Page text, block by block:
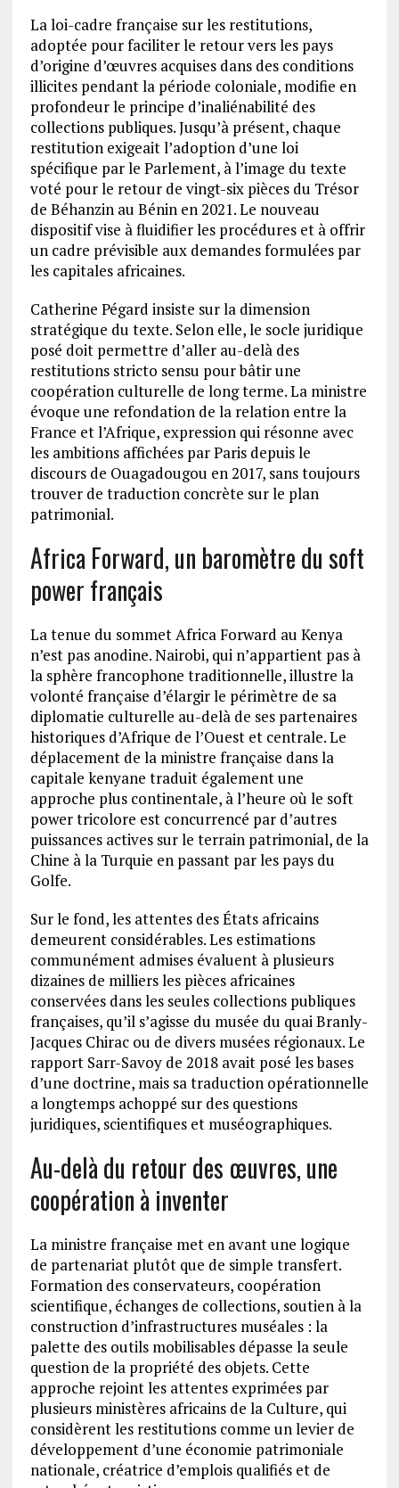
La loi-cadre française sur les restitutions,
adoptée pour faciliter le retour vers les pays
d’origine d’œuvres acquises dans des conditions
illicites pendant la période coloniale, modifie en
profondeur le principe d’inaliénabilité des
collections publiques. Jusqu’à présent, chaque
restitution exigeait l’adoption d’une loi
spécifique par le Parlement, à l’image du texte
voté pour le retour de vingt-six pièces du Trésor
de Béhanzin au Bénin en 2021. Le nouveau
dispositif vise à fluidifier les procédures et à offrir
un cadre prévisible aux demandes formulées par
les capitales africaines.
Catherine Pégard insiste sur la dimension
stratégique du texte. Selon elle, le socle juridique
posé doit permettre d’aller au-delà des
restitutions stricto sensu pour bâtir une
coopération culturelle de long terme. La ministre
évoque une refondation de la relation entre la
France et l’Afrique, expression qui résonne avec
les ambitions affichées par Paris depuis le
discours de Ouagadougou en 2017, sans toujours
trouver de traduction concrète sur le plan
patrimonial.
Africa Forward, un baromètre du soft
power français
La tenue du sommet Africa Forward au Kenya
n’est pas anodine. Nairobi, qui n’appartient pas à
la sphère francophone traditionnelle, illustre la
volonté française d’élargir le périmètre de sa
diplomatie culturelle au-delà de ses partenaires
historiques d’Afrique de l’Ouest et centrale. Le
déplacement de la ministre française dans la
capitale kenyane traduit également une
approche plus continentale, à l’heure où le soft
power tricolore est concurrencé par d’autres
puissances actives sur le terrain patrimonial, de la
Chine à la Turquie en passant par les pays du
Golfe.
Sur le fond, les attentes des États africains
demeurent considérables. Les estimations
communément admises évaluent à plusieurs
dizaines de milliers les pièces africaines
conservées dans les seules collections publiques
françaises, qu’il s’agisse du musée du quai Branly-
Jacques Chirac ou de divers musées régionaux. Le
rapport Sarr-Savoy de 2018 avait posé les bases
d’une doctrine, mais sa traduction opérationnelle
a longtemps achoppé sur des questions
juridiques, scientifiques et muséographiques.
Au-delà du retour des œuvres, une
coopération à inventer
La ministre française met en avant une logique
de partenariat plutôt que de simple transfert.
Formation des conservateurs, coopération
scientifique, échanges de collections, soutien à la
construction d’infrastructures muséales : la
palette des outils mobilisables dépasse la seule
question de la propriété des objets. Cette
approche rejoint les attentes exprimées par
plusieurs ministères africains de la Culture, qui
considèrent les restitutions comme un levier de
développement d’une économie patrimoniale
nationale, créatrice d’emplois qualifiés et de